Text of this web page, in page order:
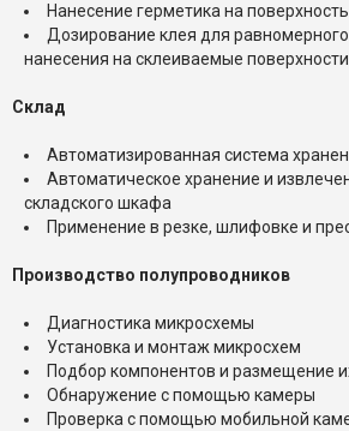
Нанесение герметика на
Дозирование клея для
нанесения на склеиваемые поверхности
Склад
Автоматизированная система
Автоматическое хранение и
складского шкафа
Применение в резке, шлифовке и
Производство полупроводников
Диагностика микросхемы
Установка и монтаж микросхем
Подбор компонентов и размещение
Обнаружение с помощью камеры
Проверка с помощью мобильной